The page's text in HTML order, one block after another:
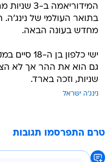
בתואר העולמי של נינג'ה.
מחדש בעונה הבאה.
ישי כלפון
שניות, וזכה בארד.
נינג'ה ישראל
טרם התפרסמו תגובות